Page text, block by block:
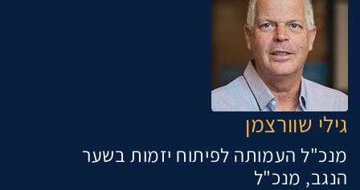
גילי שוורצמן
מנכ"ל העמותה לפיתוח יזמות בשער
הנגב, מנכ"ל